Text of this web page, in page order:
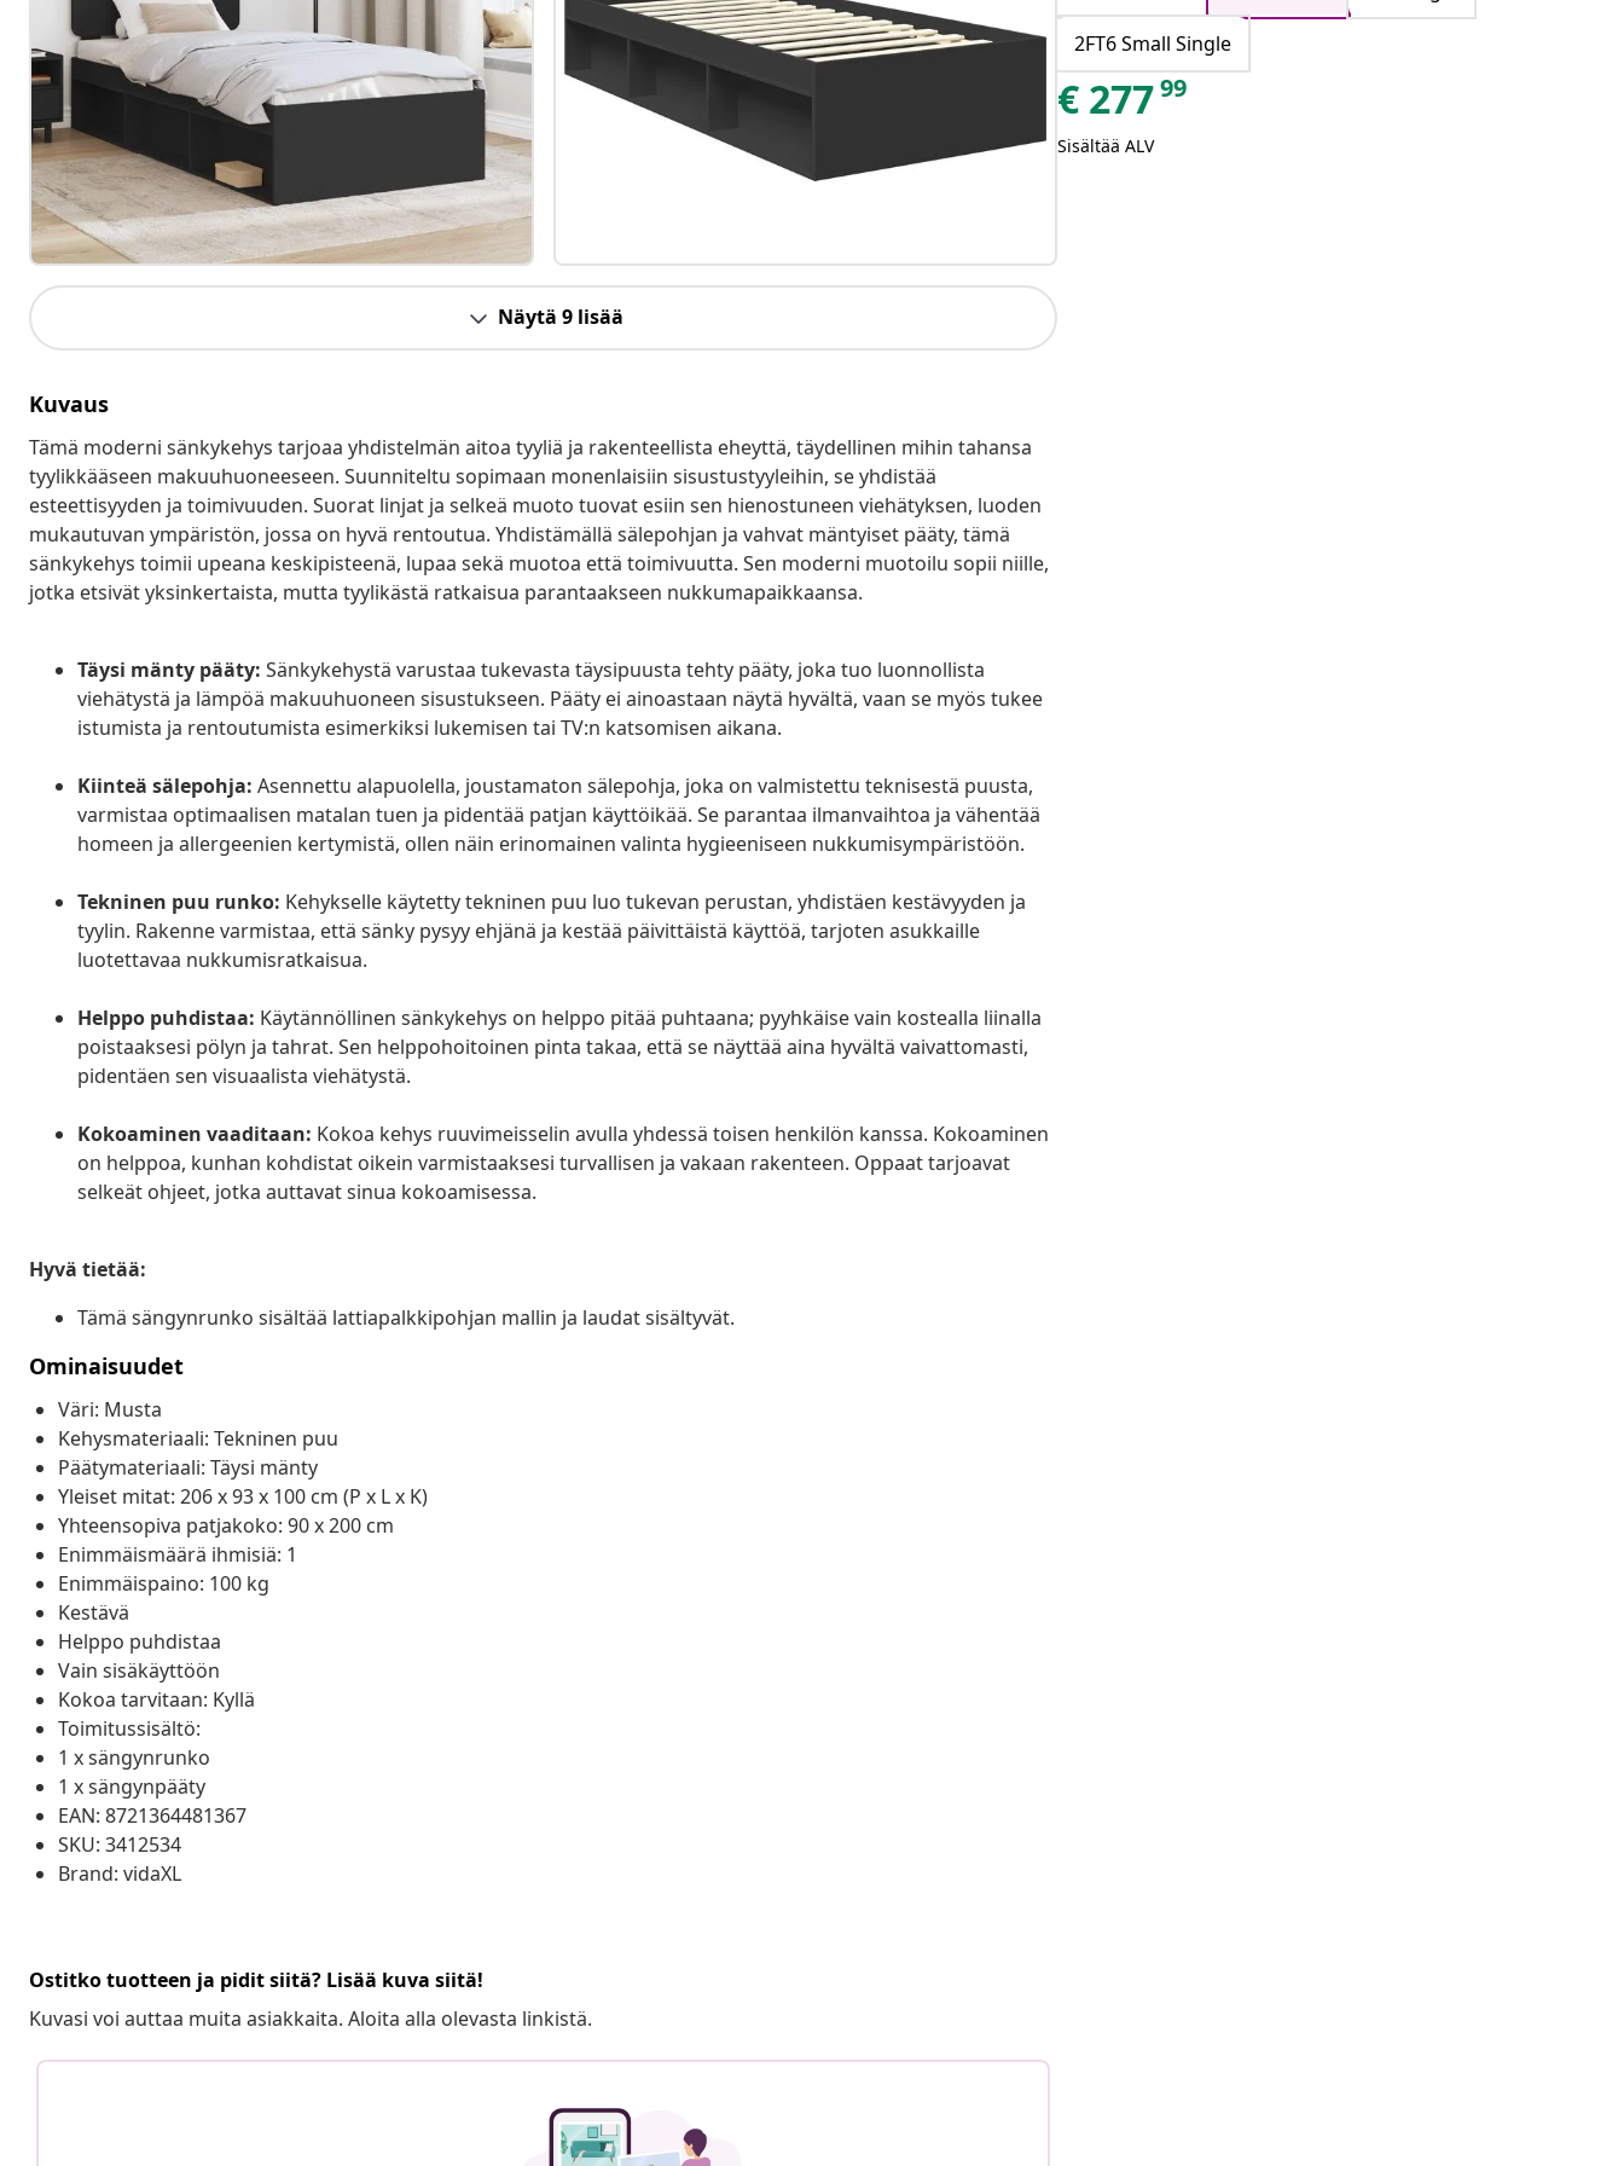
Näytä 9 lisää
Kuvaus
Tämä moderni sänkykehys tarjoaa yhdistelmän aitoa tyyliä ja rakenteellista eheyttä, täydellinen mihin tahansa
tyylikkääseen makuuhuoneeseen. Suunniteltu sopimaan monenlaisiin sisustustyyleihin, se yhdistää
esteettisyyden ja toimivuuden. Suorat linjat ja selkeä muoto tuovat esiin sen hienostuneen viehätyksen, luoden
mukautuvan ympäristön, jossa on hyvä rentoutua. Yhdistämällä sälepohjan ja vahvat mäntyiset pääty, tämä
sänkykehys toimii upeana keskipisteenä, lupaa sekä muotoa että toimivuutta. Sen moderni muotoilu sopii niille,
jotka etsivät yksinkertaista, mutta tyylikästä ratkaisua parantaakseen nukkumapaikkaansa.
Täysi mänty pääty: Sänkykehystä varustaa tukevasta täysipuusta tehty pääty, joka tuo luonnollista
viehätystä ja lämpöä makuuhuoneen sisustukseen. Pääty ei ainoastaan näytä hyvältä, vaan se myös tukee
istumista ja rentoutumista esimerkiksi lukemisen tai TV:n katsomisen aikana.
Kiinteä sälepohja: Asennettu alapuolella, joustamaton sälepohja, joka on valmistettu teknisestä puusta,
varmistaa optimaalisen matalan tuen ja pidentää patjan käyttöikää. Se parantaa ilmanvaihtoa ja vähentää
homeen ja allergeenien kertymistä, ollen näin erinomainen valinta hygieeniseen nukkumisympäristöön.
Tekninen puu runko: Kehykselle käytetty tekninen puu luo tukevan perustan, yhdistäen kestävyyden ja
tyylin. Rakenne varmistaa, että sänky pysyy ehjänä ja kestää päivittäistä käyttöä, tarjoten asukkaille
luotettavaa nukkumisratkaisua.
Helppo puhdistaa: Käytännöllinen sänkykehys on helppo pitää puhtaana; pyyhkäise vain kostealla liinalla
poistaaksesi pölyn ja tahrat. Sen helppohoitoinen pinta takaa, että se näyttää aina hyvältä vaivattomasti,
pidentäen sen visuaalista viehätystä.
Kokoaminen vaaditaan: Kokoa kehys ruuvimeisselin avulla yhdessä toisen henkilön kanssa. Kokoaminen
on helppoa, kunhan kohdistat oikein varmistaaksesi turvallisen ja vakaan rakenteen. Oppaat tarjoavat
selkeät ohjeet, jotka auttavat sinua kokoamisessa.
Hyvä tietää:
Tämä sängynrunko sisältää lattiapalkkipohjan mallin ja laudat sisältyvät.
Ominaisuudet
Väri: Musta
Kehysmateriaali: Tekninen puu
Päätymateriaali: Täysi mänty
Yleiset mitat: 206 x 93 x 100 cm (P x L x K)
Yhteensopiva patjakoko: 90 x 200 cm
Enimmäismäärä ihmisiä: 1
Enimmäispaino: 100 kg
Kestävä
Helppo puhdistaa
Vain sisäkäyttöön
Kokoa tarvitaan: Kyllä
Toimitussisältö:
1 x sängynrunko
1 x sängynpääty
EAN: 8721364481367
SKU: 3412534
Brand: vidaXL
Ostitko tuotteen ja pidit siitä? Lisää kuva siitä!
Kuvasi voi auttaa muita asiakkaita. Aloita alla olevasta linkistä.
2FT6 Small Single
€ 27799
Sisältää ALV